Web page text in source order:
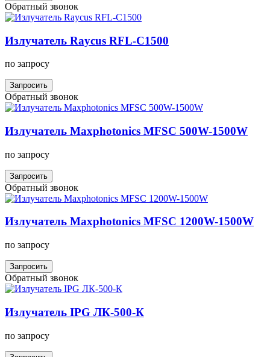
Обратный звонок
Излучатель Raycus RFL-C1500
по запросу
Запросить
Обратный звонок
Излучатель Maxphotonics MFSC 500W-1500W
по запросу
Запросить
Обратный звонок
Излучатель Maxphotonics MFSC 1200W-1500W
по запросу
Запросить
Обратный звонок
Излучатель IPG ЛК-500-К
по запросу